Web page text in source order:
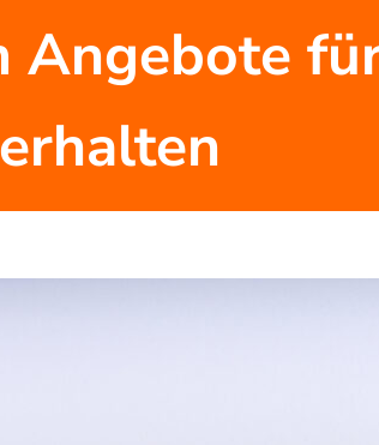
Angebote
erhalten